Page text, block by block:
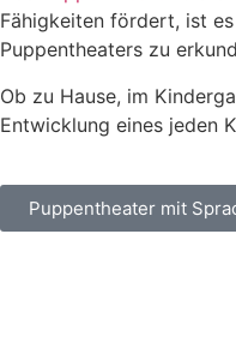
Fähigkeiten fördert, ist
Puppentheaters zu
Ob zu Hause, im
Entwicklung eines jeden
Puppentheater mit